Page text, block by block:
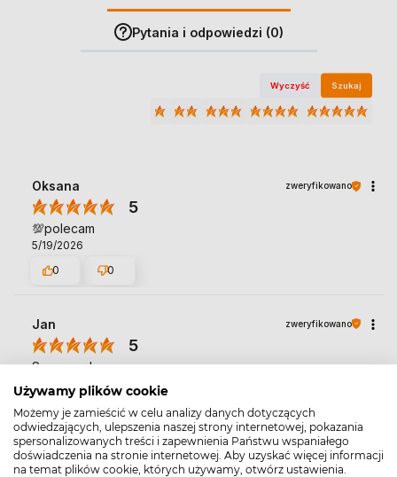
Używamy plików cookie
Możemy je zamieścić w celu analizy danych dotyczących
odwiedzających, ulepszenia naszej strony internetowej, pokazania
spersonalizowanych treści i zapewnienia Państwu wspaniałego
doświadczenia na stronie internetowej. Aby uzyskać więcej informacji
na temat plików cookie, których używamy, otwórz ustawienia.
Pytania i odpowiedzi (0)
Wyczyść Szukaj
Oksana zweryfikowano
5
💯polecam
5/19/2026
0
0
Jan zweryfikowano
5
Super, polecam
0
0
Paweł zweryfikowano